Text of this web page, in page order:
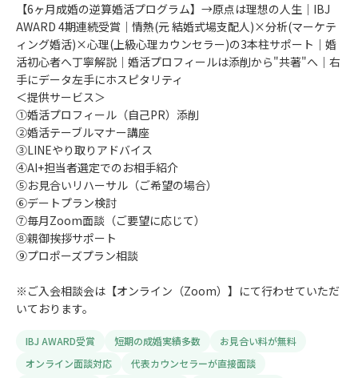
【6ヶ月成婚の逆算婚活プログラム】→原点は理想の人生｜IBJ
AWARD 4期連続受賞｜情熱(元 結婚式場支配人)×分析(マーケテ
ィング婚活)×心理(上級心理カウンセラー)の3本柱サポート｜婚
活初心者へ丁寧解説｜婚活プロフィールは添削から"共著"へ｜右
手にデータ左手にホスピタリティ
＜提供サービス＞
①婚活プロフィール（自己PR）添削
②婚活テーブルマナー講座
③LINEやり取りアドバイス
④AI+担当者選定でのお相手紹介
⑤お見合いリハーサル（ご希望の場合）
⑥デートプラン検討
⑦毎月Zoom面談（ご要望に応じて）
⑧親御挨拶サポート
⑨プロポーズプラン相談
※ご入会相談会は【オンライン（Zoom）】にて行わせていただ
いております。
IBJ AWARD受賞 短期の成婚実績多数
お見合い料が無料
オンライン面談対応
代表カウンセラーが直接面談